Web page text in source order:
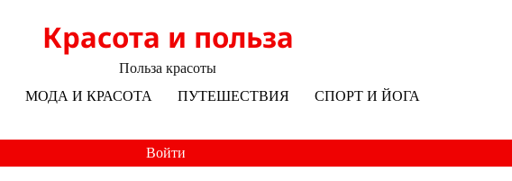
Красота и польза
Польза красоты
МОДА И КРАСОТА ПУТЕШЕСТВИЯ СПОРТ И ЙОГА
Войти